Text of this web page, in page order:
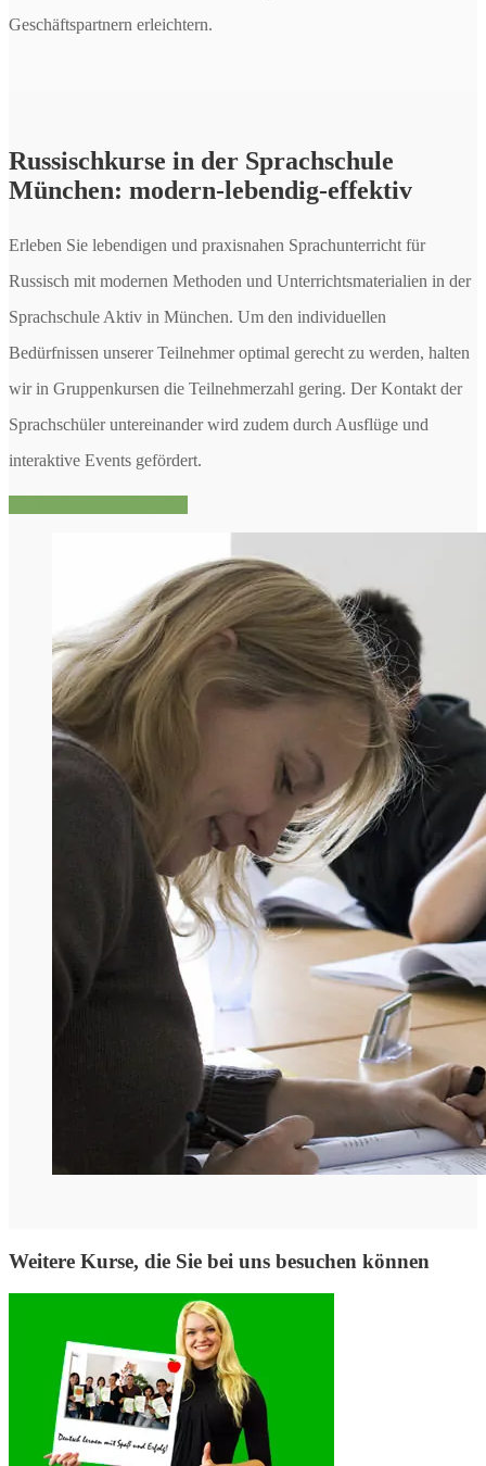
Geschäftspartnern erleichtern.
Russischkurse in der Sprachschule
München: modern-lebendig-effektiv
Erleben Sie lebendigen und praxisnahen Sprachunterricht für
Russisch mit modernen Methoden und Unterrichtsmaterialien in der
Sprachschule Aktiv in München. Um den individuellen
Bedürfnissen unserer Teilnehmer optimal gerecht zu werden, halten
wir in Gruppenkursen die Teilnehmerzahl gering. Der Kontakt der
Sprachschüler untereinander wird zudem durch Ausflüge und
interaktive Events gefördert.
Weitere Kurse, die Sie bei uns besuchen können